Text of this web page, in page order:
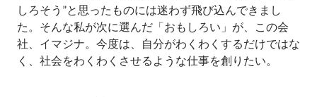
しろそう”と思ったものには迷わず飛び込んできまし
た。そんな私が次に選んだ「おもしろい」が、この会
社、イマジナ。今度は、自分がわくわくするだけではな
く、社会をわくわくさせるような仕事を創りたい。